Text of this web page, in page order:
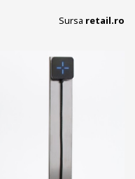
Sursa retail.ro